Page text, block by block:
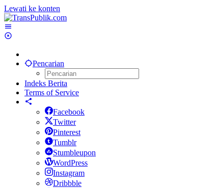
Lewati ke konten
Pencarian
Indeks Berita
Terms of Service
Facebook
Twitter
Pinterest
Tumblr
Stumbleupon
WordPress
Instagram
Dribbble